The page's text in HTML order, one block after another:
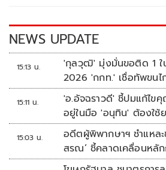
k k
NEWS UPDATE
15:13 น.
'กุลวุฒิ' มุ่งมั่นขอติด 1 ใ
2026 'กกท.' เชื่อทัพขน
15:11 น.
'อ.อัจฉราวดี' ชี้ปมแก้ไขคุ
อยู่ในมือ 'อนุทิน' ต้องใช้
เรื่องปืนแค่ปลายเหตุ
15:03 น.
อดีตผู้พิพากษาฯ ชำแหล
สรณ’ ชี้คลาดเคลื่อนหลั